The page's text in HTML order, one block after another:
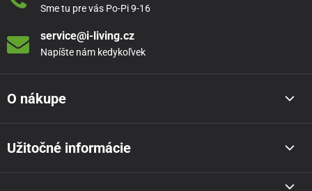
Sme tu pre vás Po-Pi 9-16
service@i-living.cz
Napíšte nám kedykoľvek
O nákupe
Užitočné informácie